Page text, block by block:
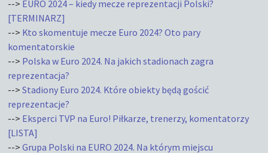
--> EURO 2024 – kiedy mecze reprezentacji Polski?
[TERMINARZ]
--> Kto skomentuje mecze Euro 2024? Oto pary
komentatorskie
--> Polska w Euro 2024. Na jakich stadionach zagra
reprezentacja?
-->Stadiony Euro 2024. Które obiekty będą gościć
reprezentacje?
--> Eksperci TVP na Euro! Piłkarze, trenerzy, komentatorzy
[LISTA]
-->Grupa Polski na EURO 2024. Na którym miejscu